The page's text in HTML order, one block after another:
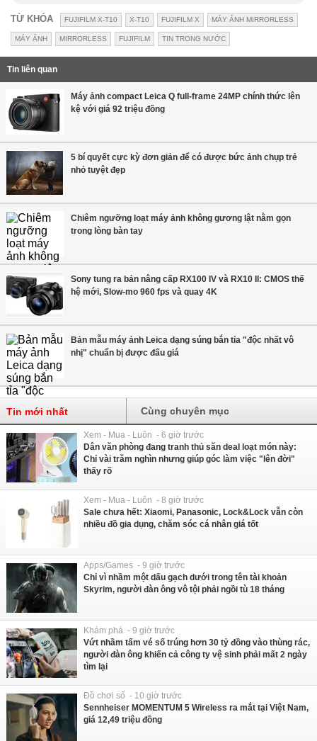
TỪ KHÓA FUJIFILM X-T10 X-T10 FUJIFILM X MÁY ẢNH MIRRORLESS
MÁY ẢNH MIRRORLESS FUJIFILM TIN TRONG NƯỚC
Tin liên quan
Máy ảnh compact Leica Q full-frame 24MP chính thức lên
kệ với giá 92 triệu đồng
5 bí quyết cực kỳ đơn giản để có được bức ảnh chụp trẻ
nhỏ tuyệt đẹp
Chiêm ngưỡng loạt máy ảnh không gương lật nằm gọn
trong lòng bàn tay
Sony tung ra bản nâng cấp RX100 IV và RX10 II: CMOS thế
hệ mới, Slow-mo 960 fps và quay 4K
Bản mẫu máy ảnh Leica dạng súng bắn tỉa "độc nhất vô
nhị" chuẩn bị được đấu giá
Tin mới nhất Cùng chuyên mục
Xem - Mua - Luôn - 6 giờ trước
Dân văn phòng đang tranh thủ săn deal loạt món này:
Chỉ vài trăm nghìn nhưng giúp góc làm việc "lên đời"
thấy rõ
Xem - Mua - Luôn - 8 giờ trước
Sale chưa hết: Xiaomi, Panasonic, Lock&Lock vẫn còn
nhiều đồ gia dụng, chăm sóc cá nhân giá tốt
Apps/Games - 9 giờ trước
Chỉ vì nhầm một dấu gạch dưới trong tên tài khoản
Skyrim, người đàn ông vô tội phải ngồi tù 18 tháng
Khám phá - 9 giờ trước
Vứt nhầm tấm vé số trúng hơn 30 tỷ đồng vào thùng rác,
người đàn ông khiến cả công ty vệ sinh phải mất 2 ngày
tìm lại
Đồ chơi số - 10 giờ trước
Sennheiser MOMENTUM 5 Wireless ra mắt tại Việt Nam,
giá 12,49 triệu đồng